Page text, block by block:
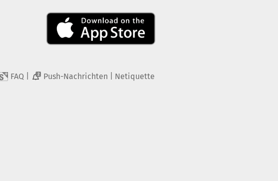
FAQ 2 Push-Nachrichten Netiquette